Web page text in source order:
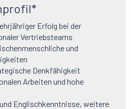
Erfolg bei der
Vertriebsteams
und
Denkfähigkeit
Arbeiten und hohe
Englischkenntnisse, weitere